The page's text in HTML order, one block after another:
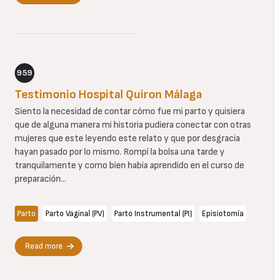
959
Testimonio Hospital Quiron Málaga
Siento la necesidad de contar cómo fue mi parto y quisiera
que de alguna manera mi historia pudiera conectar con otras
mujeres que este leyendo este relato y que por desgracia
hayan pasado por lo mismo. Rompí la bolsa una tarde y
tranquilamente y como bien había aprendido en el curso de
preparación...
Parto Parto Vaginal (PV) Parto Instrumental (PI) Episiotomía
Read more